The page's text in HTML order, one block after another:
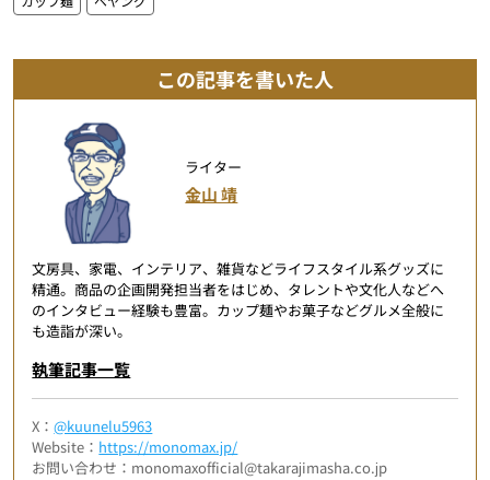
この記事を書いた人
ライター
金山 靖
文房具、家電、インテリア、雑貨などライフスタイル系グッズに
精通。商品の企画開発担当者をはじめ、タレントや文化人などへ
のインタビュー経験も豊富。カップ麺やお菓子などグルメ全般に
も造詣が深い。
執筆記事一覧
X：@kuunelu5963
Website： https://monomax.jp/
お問い合わせ：monomaxofficial@takarajimasha.co.jp